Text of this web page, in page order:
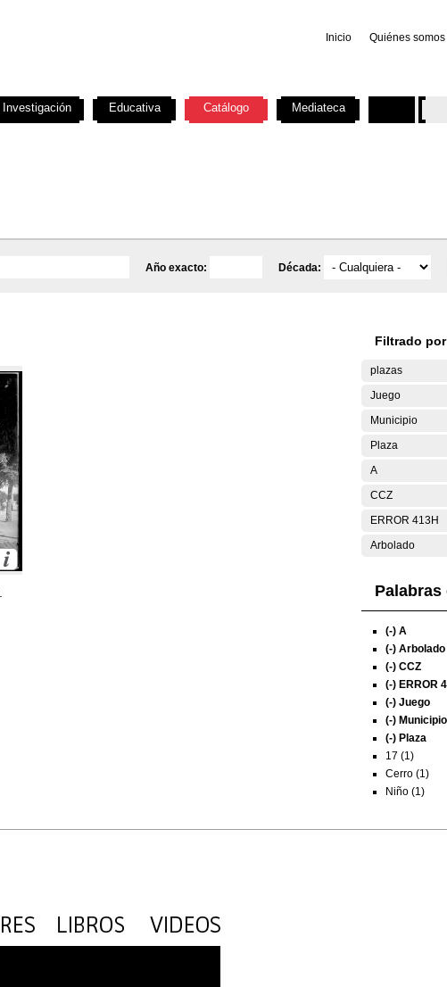
Inicio Quiénes somos
Año exacto: Década:
Filtrado por
plazas
Juego
Municipio
Plaza
A
CCZ
ERROR 413H
Arbolado
Palabras
(-) A
(-) Arbolado
(-) CCZ
(-) ERROR
(-) Juego
(-) Municipio
(-) Plaza
17 (1)
Cerro (1)
Niño (1)
Investigación Educativa Catálogo Mediateca